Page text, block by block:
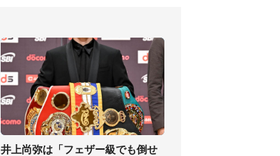
井上尚弥は「フェザー級でも倒せ